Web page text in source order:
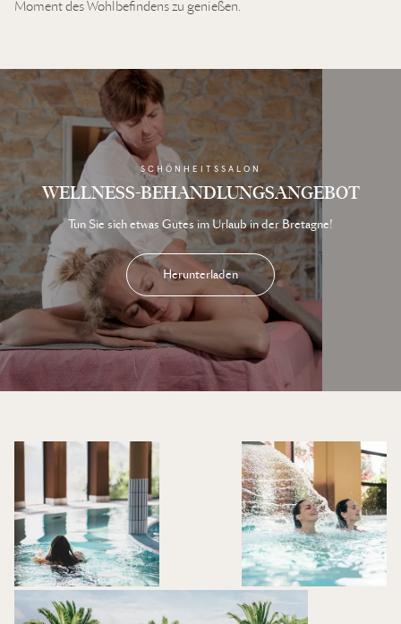
Moment des Wohlbefindens zu genießen.
SCHÖNHEITSSALON
WELLNESS-BEHANDLUNGSANGEBOT
Tun Sie sich etwas Gutes im Urlaub in der Bretagne!
Herunterladen